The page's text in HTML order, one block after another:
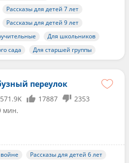
Рассказы для детей 7 лет
Рассказы для детей 9 лет
Для школьников
сада Для старшей группы
переулок
571.9K 17887
2353
мин.
Рассказы для детей 6 лет